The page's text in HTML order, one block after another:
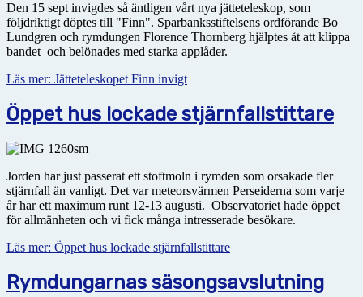
Den 15 sept invigdes så äntligen vårt nya jätteteleskop, som
följdriktigt döptes till "Finn". Sparbanksstiftelsens ordförande Bo
Lundgren och rymdungen Florence Thornberg hjälptes åt att klippa
bandet och belönades med starka applåder.
Läs mer: Jätteteleskopet Finn invigt
Öppet hus lockade stjärnfallstittare
Jorden har just passerat ett stoftmoln i rymden som orsakade fler
stjärnfall än vanligt. Det var meteor­svärmen Perseiderna som varje
år har ett maximum runt 12-13 augusti. Observatoriet hade öppet
för allmänheten och vi fick många intresserade besökare.
Läs mer: Öppet hus lockade stjärnfallstittare
Rymdungarnas säsongsavslutning